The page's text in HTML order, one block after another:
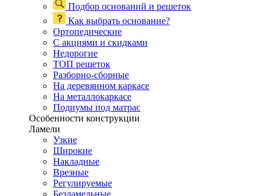
Подбор оснований и решеток
Как выбрать основание?
Ортопедические
С акциями и скидками
Недорогие
ТОП решеток
Разборно-сборные
На деревянном каркасе
На металлокаркасе
Подиумы под матрас
Особенности конструкции
Ламели
Узкие
Широкие
Накладные
Врезные
Регулируемые